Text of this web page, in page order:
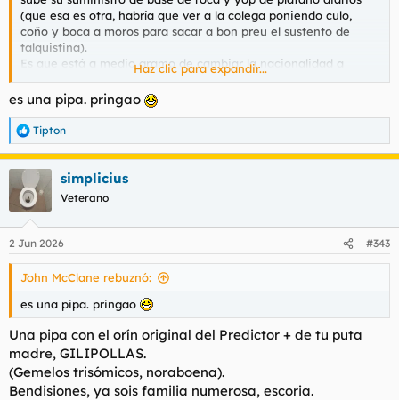
(que esa es otra, habría que ver a la colega poniendo culo,
coño y boca a moros para sacar a bon preu el sustento de
talquistina).
Es que está a medio gramo de cambiar la nacionalidad a
chimpanzuelano y él aún no lo sabe.
Haz clic para expandir...
es una pipa. pringao
R
e
a
c
e
s
Tipton
simplicius
Veterano
2 Jun 2026 #343
John McClane rebuznó:
es una pipa. pringao
Una pipa con el orín original del Predictor + de tu puta
madre, GILIPOLLAS.
(Gemelos trisómicos, noraboena).
Bendisiones, ya sois familia numerosa, escoria.